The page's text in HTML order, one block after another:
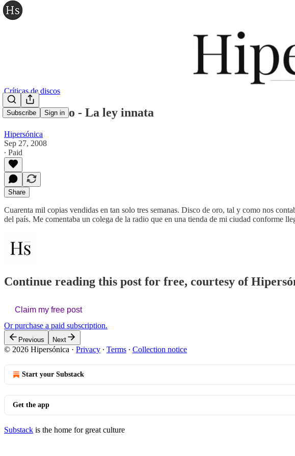
Subscribe Sign in
Críticas de discos
Extremoduro - La ley innata
Hipersónica
Sep 27, 2008
∙ Paid
Share
Cuarenta mil copias vendidas en tan solo tres semanas. Disco de oro, tal y como nos
del país. Me comentaba un colega de la radio que en una tienda de mi ciudad conforme
Continue reading this post for free, courtesy of
Claim my free post
Or purchase a paid subscription.
Previous Next
© 2026 Hipersónica · Privacy ∙ Terms ∙ Collection notice
Start your Substack
Get the app
Substack is the home for great culture